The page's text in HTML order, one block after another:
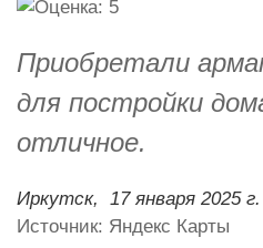
Приобретали
для постройки
отличное.
Иркутск,
17 января 2025 г.
Источник: Яндекс Карты